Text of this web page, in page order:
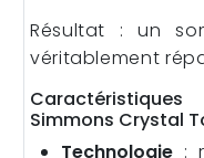
Résultat : un
véritablement
Simmons Crystal
Technologie :